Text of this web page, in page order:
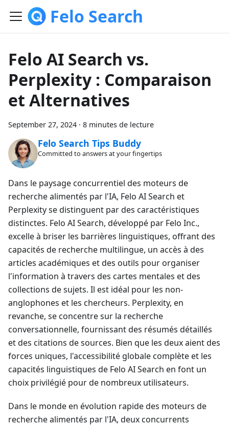
Felo Search
Felo AI Search vs.
Perplexity : Comparaison
et Alternatives
September 27, 2024 · 8 minutes de lecture
Felo Search Tips Buddy
Committed to answers at your fingertips
Dans le paysage concurrentiel des moteurs de
recherche alimentés par l'IA, Felo AI Search et
Perplexity se distinguent par des caractéristiques
distinctes. Felo AI Search, développé par Felo Inc.,
excelle à briser les barrières linguistiques, offrant des
capacités de recherche multilingue, un accès à des
articles académiques et des outils pour organiser
l'information à travers des cartes mentales et des
collections de sujets. Il est idéal pour les non-
anglophones et les chercheurs. Perplexity, en
revanche, se concentre sur la recherche
conversationnelle, fournissant des résumés détaillés
et des citations de sources. Bien que les deux aient des
forces uniques, l'accessibilité globale complète et les
capacités linguistiques de Felo AI Search en font un
choix privilégié pour de nombreux utilisateurs.
Dans le monde en évolution rapide des moteurs de
recherche alimentés par l'IA, deux concurrents